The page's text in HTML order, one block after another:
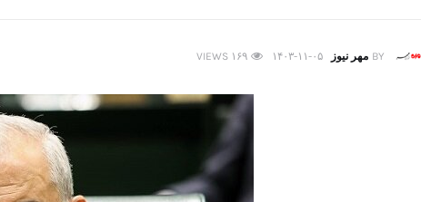
BY مهر نیوز ۱۴۰۳-۱۱-۰۵ ۱۶۹ VIEWS